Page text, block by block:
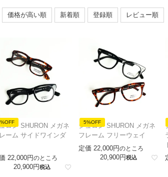
価格が高い順 新着順 登録順 レビュー順
ロン SHURON メガネ
ーム サイドワインダ
22,000 のところ
20,900 税込
5%OFF
シュロン SHURON メガネ
フレーム フリーウェイ
定価 22,000 のところ
20,900 税込